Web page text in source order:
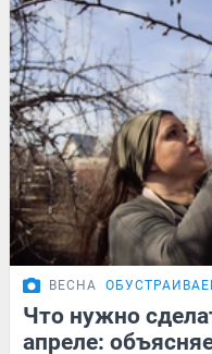
ВЕСНА
Что нужно
апреле: